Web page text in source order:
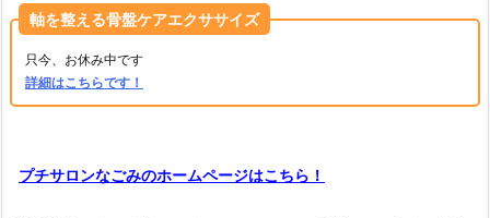
軸を整える骨盤ケアエクササイズ
只今、お休み中です
詳細はこちらです！
プチサロンなごみのホームページはこちら！